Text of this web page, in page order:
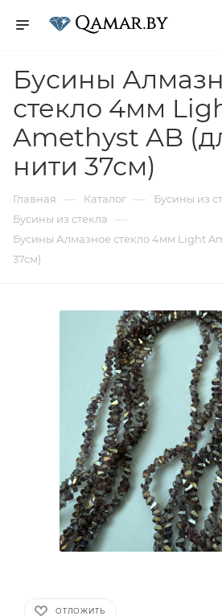
Бусины
стекло 4мм
Amethyst AB
нити 37см)
Главная — Каталог — Бусины из
Бусины из стекла —
Бусины Алмазное стекло 4мм Light
37см)
ОТЛОЖИТЬ